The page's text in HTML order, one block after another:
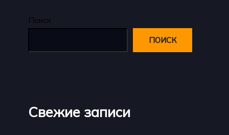
Поиск
ПОИСК
Свежие записи